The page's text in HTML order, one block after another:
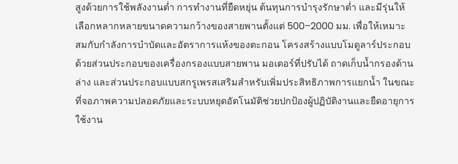
สูงด้วยการใช้พลังงานต่ำ การทำงานที่ยืดหยุ่น ต้นทุนการบำรุงรักษาต่ำ และมีรุ่นให้
เลือกหลากหลายขนาดความกว้างของสายพานตั้งแต่ 500–2000 มม. เพื่อให้เหมาะ
สมกับกำลังการบำบัดและอัตราการแห้งของตะกอน โครงสร้างแบบโมดูลาร์ประกอบ
ด้วยส่วนประกอบของเครื่องกรองแบบสายพาน มอเตอร์ที่ปรับได้ ถาดเก็บน้ำกรองด้าน
ล่าง และส่วนประกอบแบบสกรูเพรสเสริมสำหรับเพิ่มประสิทธิภาพการแยกน้ำ ในขณะ
ที่จอภาพความปลอดภัยและระบบหยุดอัตโนมัติช่วยปกป้องผู้ปฏิบัติงานและยืดอายุการ
ใช้งาน